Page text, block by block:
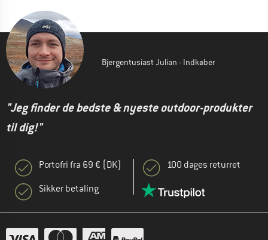
Bjergentusiast Julian - Indkøber
"Jeg finder de bedste & nyeste outdoor-produkter
til dig!"
Portofri fra 69 € (DK)
Sikker betaling
100 dages returret